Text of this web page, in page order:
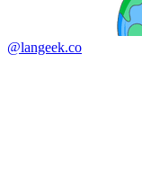
@langeek.co